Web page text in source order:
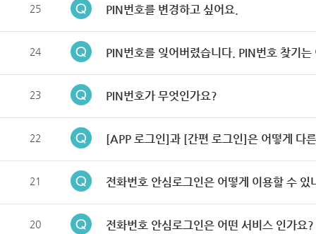
25 PIN번호를 변경하고 싶어요.
24 PIN번호를 잊어버렸습니다. PIN번호 찾기는
23 PIN번호가 무엇인가요?
22 [APP 로그인]과 [간편 로그인]은 어떻게 다
21 전화번호 안심로그인은 어떻게 이용할 수 있
20 전화번호 안심로그인은 어떤 서비스 인가요?